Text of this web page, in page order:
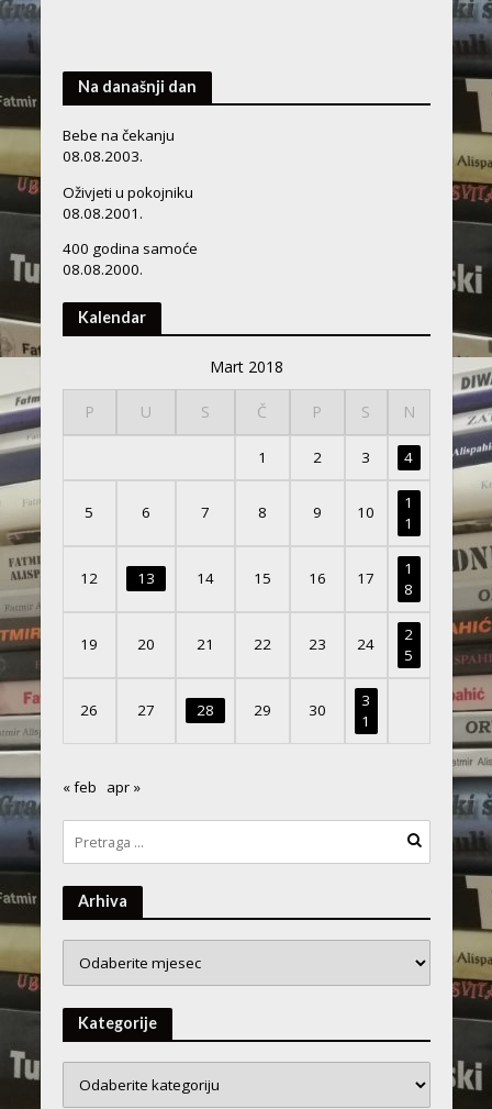
Na današnji dan
Bebe na čekanju
08.08.2003.
Oživjeti u pokojniku
08.08.2001.
400 godina samoće
08.08.2000.
Kalendar
Mart 2018
P U S Č P S N
1 2 3 4
5 6 7 8 9 10
1
1
12 13 14 15 16 17
1
8
19 20 21 22 23 24
2
5
26 27 28 29 30
3
1
« feb apr »
Arhiva
Kategorije